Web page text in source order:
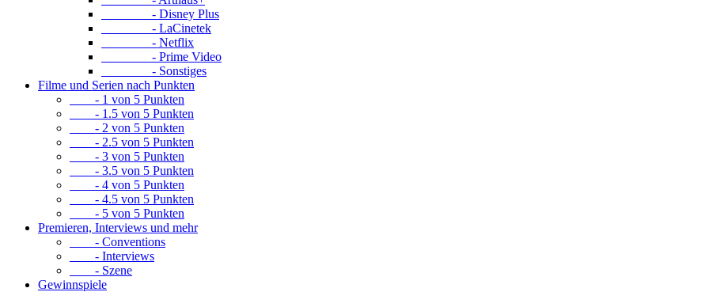
- Disney Plus
- LaCinetek
- Netflix
- Prime Video
- Sonstiges
Filme und Serien nach Punkten
- 1 von 5 Punkten
- 1.5 von 5 Punkten
- 2 von 5 Punkten
- 2.5 von 5 Punkten
- 3 von 5 Punkten
- 3.5 von 5 Punkten
- 4 von 5 Punkten
- 4.5 von 5 Punkten
- 5 von 5 Punkten
Premieren, Interviews und mehr
- Conventions
- Interviews
- Szene
Gewinnspiele